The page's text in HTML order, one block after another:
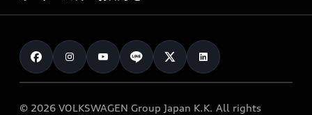
カタログ一覧
アウディナビアプリ
メンテナンス
車検 / 定期点検
e-tronアフターサポート
クオリティ
保証
メンテナンス
お知らせ
オーナー様向けキャンペーン
© 2026 VOLKSWAGEN Group Japan K.K. All rights